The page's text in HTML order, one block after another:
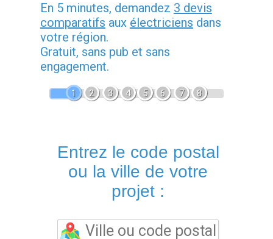
En 5 minutes, demandez 3 devis
comparatifs aux électriciens dans
votre région.
Gratuit, sans pub et sans
engagement.
1 2 3 4 5 6 7 8
Entrez le code postal
ou la ville de votre
projet :